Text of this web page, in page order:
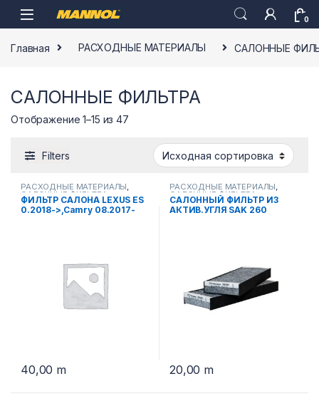
Skip to navigation
Skip to content
0
Главная РАСХОДНЫЕ МАТЕРИАЛЫ САЛОННЫЕ
САЛОННЫЕ ФИЛЬТРА
Отображение 1–15 из 47
Filters
РАСХОДНЫЕ МАТЕРИАЛЫ,
САЛОННЫЕ ФИЛЬТРА
ФИЛЬТР САЛОНА LEXUS ES
0.2018->,Camry 08.2017-
40,00 m
РАСХОДНЫЕ МАТЕРИАЛЫ,
САЛОННЫЕ ФИЛЬТРА
САЛОННЫЙ ФИЛЬТР ИЗ
АКТИВ.УГЛЯ SAK 260
20,00 m